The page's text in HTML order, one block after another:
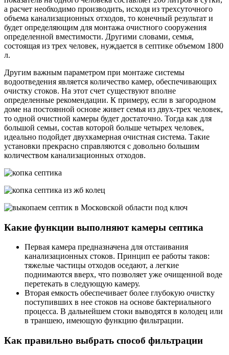
а расчет необходимо производить, исходя из трехсуточного
объема канализационных отходов, то конечный результат и
будет определяющим для монтажа очистного сооружения
определенной вместимости. Другими словами, семья,
состоящая из трех человек, нуждается в септике объемом 1800
л.
Другим важным параметром при монтаже системы
водоотведения является количество камер, обеспечивающих
очистку стоков. На этот счет существуют вполне
определенные рекомендации. К примеру, если в загородном
доме на постоянной основе живет семья из двух-трех человек,
то одной очистной камеры будет достаточно. Тогда как для
большой семьи, состав которой больше четырех человек,
идеально подойдет двухкамерная очистная система. Такие
установки прекрасно справляются с довольно большим
количеством канализационных отходов.
Какие функции выполняют камеры септика
Первая камера предназначена для отстаивания
канализационных стоков. Принцип ее работы таков:
тяжелые частицы отходов оседают, а легкие
поднимаются вверх, что позволяет уже очищенной воде
перетекать в следующую камеру.
Вторая емкость обеспечивает более глубокую очистку
поступивших в нее стоков на основе бактериального
процесса. В дальнейшем стоки выводятся в колодец или
в траншею, имеющую функцию фильтрации.
Как правильно выбрать способ фильтрации